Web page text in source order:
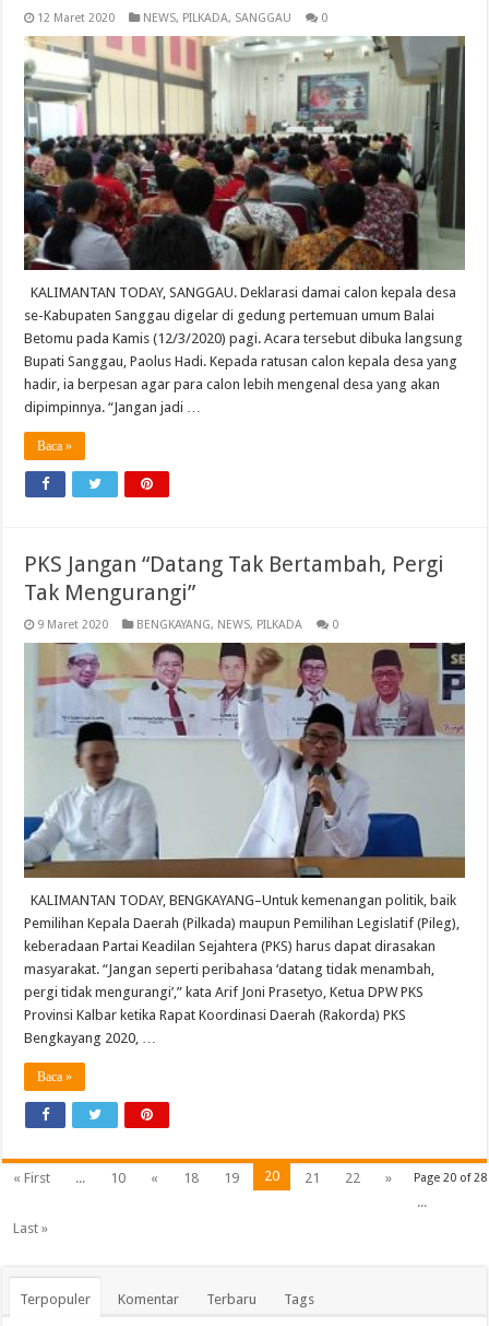
12 Maret 2020 NEWS, PILKADA, SANGGAU 0
KALIMANTAN TODAY, SANGGAU. Deklarasi damai calon kepala desa
se-Kabupaten Sanggau digelar di gedung pertemuan umum Balai
Betomu pada Kamis (12/3/2020) pagi. Acara tersebut dibuka langsung
Bupati Sanggau, Paolus Hadi. Kepada ratusan calon kepala desa yang
hadir, ia berpesan agar para calon lebih mengenal desa yang akan
dipimpinnya. “Jangan jadi …
Baca »
PKS Jangan “Datang Tak Bertambah, Pergi
Tak Mengurangi”
9 Maret 2020 BENGKAYANG, NEWS, PILKADA 0
KALIMANTAN TODAY, BENGKAYANG–Untuk kemenangan politik, baik
Pemilihan Kepala Daerah (Pilkada) maupun Pemilihan Legislatif (Pileg),
keberadaan Partai Keadilan Sejahtera (PKS) harus dapat dirasakan
masyarakat. “Jangan seperti peribahasa ‘datang tidak menambah,
pergi tidak mengurangi’,” kata Arif Joni Prasetyo, Ketua DPW PKS
Provinsi Kalbar ketika Rapat Koordinasi Daerah (Rakorda) PKS
Bengkayang 2020, …
Baca »
Page 20 of 28
« First ... 10 « 18 19 20 21 22
»
...
Last »
Terpopuler Komentar Terbaru Tags